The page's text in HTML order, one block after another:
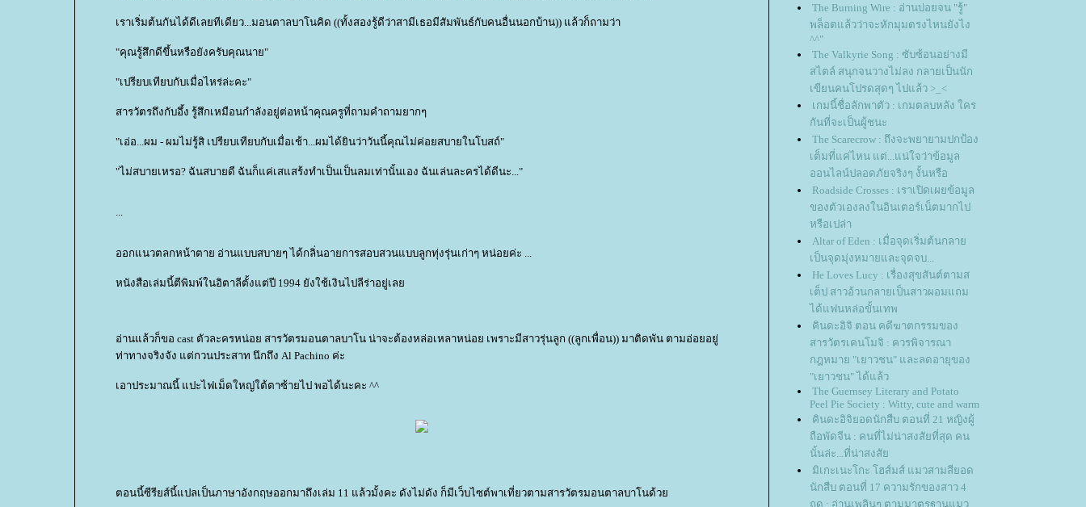
เราเริ่มต้นกันได้ดีเลยทีเดียว...มอนตาลบาโนคิด ((ทั้งสองรู้ดีว่าสามีเธอมีสัมพันธ์กับคนอื่นนอกบ้าน)) แล้วก็ถามว่า
"คุณรู้สึกดีขึ้นหรือยังครับคุณนาย"
"เปรียบเทียบกับเมื่อไหร่ล่ะคะ"
สารวัตรถึงกับอึ้ง รู้สึกเหมือนกำลังอยู่ต่อหน้าคุณครูที่ถามคำถามยากๆ
"เอ่อ...ผม - ผมไม่รู้สิ เปรียบเทียบกับเมื่อเช้า...ผมได้ยินว่าวันนี้คุณไม่ค่อยสบายในโบสถ์"
"ไม่สบายเหรอ? ฉันสบายดี ฉันก็แค่เสแสร้งทำเป็นเป็นลมเท่านั้นเอง ฉันเล่นละครได้ดีนะ..."
...
ออกแนวตลกหน้าตาย อ่านแบบสบายๆ ได้กลิ่นอายการสอบสวนแบบลูกทุ่งรุ่นเก่าๆ หน่อยค่ะ ...
หนังสือเล่มนี้ตีพิมพ์ในอิตาลีตั้งแต่ปี 1994 ยังใช้เงินไปลีร่าอยู่เล
อ่านแล้วก็ขอ cast ตัวละครหน่อย สารวัตรมอนตาลบาโน น่าจะต้องหล่อเหลาหน่อย เพราะมีสาวรุ่นลูก ((ลูกเพื่อน)) มาติดพัน ตามอ่อยอยู่
ท่าทางจริงจัง แต่กวนประสาท นึกถึง Al Pachino ค่ะ
เอาประมาณนี้ แปะไฟเม็ดใหญ่ใต้ตาซ้ายไป พอได้นะคะ ^^
ตอนนี้ซีรียส์นี้แปลเป็นภาษาอังกฤษออกมาถึงเล่ม 11 แล้วมั้งคะ ดังไม่ดัง ก็มีเว็บไซต์พาเที่ยวตามสารวัตรมอนตาลบาโนด้ว
The Burning Wire : อ่านบ่อยจน "รู้"
พล็อตแล้วว่าจะหักมุมตรงไหนยังไง
^^"
The Valkyrie Song : ซับซ้อนอย่างมี
สไตล์ สนุกจนวางไม่ลง กลายเป็นนัก
เขียนคนโปรดสุดๆ ไปแล้ว >_<
เกมนี้ชื่อลักพาตัว : เกมตลบหลัง ใคร
กันที่จะเป็นผู้ชนะ
The Scarecrow : ถึงจะพยายามปกป้อง
เต็มที่แค่ไหน แต่...แน่ใจว่าข้อมูล
ออนไลน์ปลอดภัยจริงๆ งั้นหรือ
Roadside Crosses : เราเปิดเผยข้อมูล
ของตัวเองลงในอินเตอร์เน็ตมากไป
หรือเปล่า
Altar of Eden : เมื่อจุดเริ่มต้นกลา
เป็นจุดมุ่งหมายและจุดจบ...
He Loves Lucy : เรื่องสุขสันต์ตามส
เต็ป สาวอ้วนกลายเป็นสาวผอมแถม
ได้แฟนหล่อขั้นเทพ
คินดะอิจิ ตอน คดีฆาตกรรมของ
สารวัตรเคนโมจิ : ควรพิจารณา
กฎหมาย "เยาวชน" และลดอายุของ
"เยาวชน" ได้แล้ว
The Guernsey Literary and Potato
Peel Pie Society : Witty, cute and warm
คินดะอิจิยอดนักสืบ ตอนที่ 21 หญิงผู้
ถือพัดจีน : คนที่ไม่น่าสงสัยที่สุด คน
นั้นล่ะ...ที่น่าสงสั
มิเกะเนะโกะ โฮส์มส์ แมวสามสียอด
นักสืบ ตอนที่ 17 ความรักของสาว 4
ฤดู : อ่านเพลินๆ ตามมาตรฐานแมว